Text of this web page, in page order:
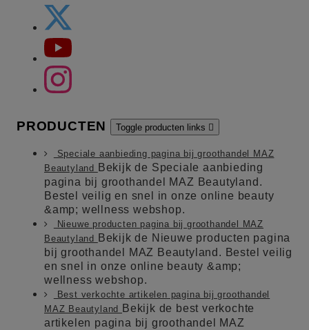
PRODUCTEN Toggle producten links 
Speciale aanbieding pagina bij groothandel MAZ
Beautyland
Bekijk de Speciale aanbieding
pagina bij groothandel MAZ Beautyland.
Bestel veilig en snel in onze online beauty
&amp; wellness webshop.
Nieuwe producten pagina bij groothandel MAZ
Beautyland
Bekijk de Nieuwe producten pagina
bij groothandel MAZ Beautyland. Bestel veilig
en snel in onze online beauty &amp;
wellness webshop.
Best verkochte artikelen pagina bij groothandel
MAZ Beautyland
Bekijk de best verkochte
artikelen pagina bij groothandel MAZ